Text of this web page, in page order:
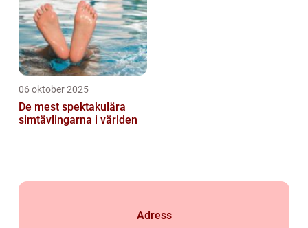
06 oktober 2025
De mest spektakulära
simtävlingarna i världen
Adress